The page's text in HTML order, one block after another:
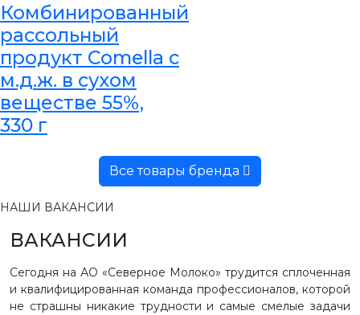
Комбинированный
рассольный
продукт Comella с
м.д.ж. в сухом
веществе 55%,
330 г
Все товары бренда
НАШИ ВАКАНСИИ
ВАКАНСИИ
Сегодня на АО «Северное Молоко» трудится сплоченная
и квалифицированная команда профессионалов, которой
не страшны никакие трудности и самые смелые задачи